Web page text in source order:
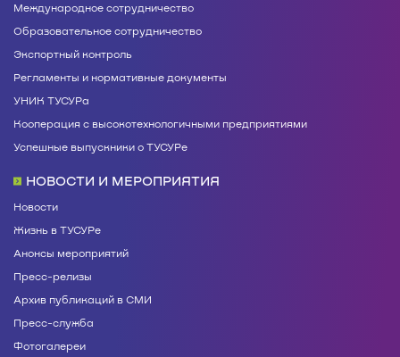
Международное сотрудничество
Образовательное сотрудничество
Экспортный контроль
Регламенты и нормативные документы
УНИК ТУСУРа
Кооперация с высокотехнологичными предприятиями
Успешные выпускники о ТУСУРе
НОВОСТИ И МЕРОПРИЯТИЯ
Новости
Жизнь в ТУСУРе
Анонсы мероприятий
Пресс-релизы
Архив публикаций в СМИ
Пресс-служба
Фотогалереи